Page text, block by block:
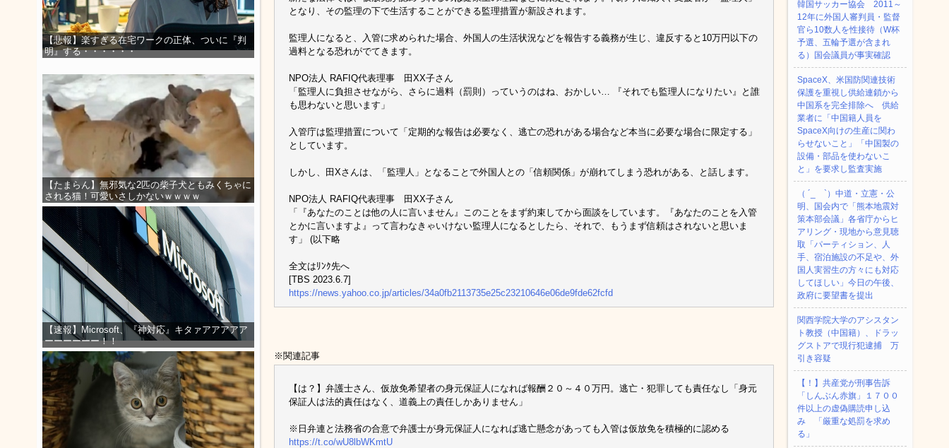
【悲報】楽すぎる在宅ワークの正体、ついに『判
明』する・・・・・・
【たまらん】無邪気な2匹の柴子犬ともみくちゃに
される猫！可愛いさしかないｗｗｗｗ
【速報】Microsoft、『神対応』キタァアアアアア
ーーーーーー！！
となり、その監理の下で生活することができる監理措置が新設されます。
監理人になると、入管に求められた場合、外国人の生活状況などを報告する義務が生じ、違反すると10万円以下の
過料となる恐れがでてきます。
NPO法人 RAFIQ代表理事 田XX子さん
「監理人に負担させながら、さらに過料（罰則）っていうのはね、おかしい… 『それでも監理人になりたい』と誰
も思わないと思います」
入管庁は監理措置について「定期的な報告は必要なく、逃亡の恐れがある場合など本当に必要な場合に限定する」
としています。
しかし、田Xさんは、「監理人」となることで外国人との「信頼関係」が崩れてしまう恐れがある、と話します。
NPO法人 RAFIQ代表理事 田XX子さん
「『あなたのことは他の人に言いません』このことをまず約束してから面談をしています。『あなたのことを入管
とかに言いますよ』って言わなきゃいけない監理人になるとしたら、それで、もうまず信頼はされないと思いま
す」 (以下略
全文はﾘﾝｸ先へ
[TBS 2023.6.7]
https://news.yahoo.co.jp/articles/34a0fb2113735e25c23210646e06de9fde62fcfd
※関連記事
【は？】弁護士さん、仮放免希望者の身元保証人になれば報酬２０～４０万円。逃亡・犯罪しても責任なし「身元
保証人は法的責任はなく、道義上の責任しかありません」
※日弁連と法務省の合意で弁護士が身元保証人になれば逃亡懸念があっても入管は仮放免を積極的に認める
https://t.co/wU8lbWKmtU
韓国サッカー協会 2011～
12年に外国人審判員・監督
官ら10数人を性接待（W杯
予選、五輪予選が含まれ
る）国会議員が事実確認
SpaceX、米国防関連技術
保護を重視し供給連鎖から
中国系を完全排除へ 供給
業者に「中国籍人員を
SpaceX向けの生産に関わ
らせないこと」「中国製の
設備・部品を使わないこ
と」を要求し監査実施
（ ´_ゝ`）中道・立憲・公
明、国会内で「熊本地震対
策本部会議」各省庁からヒ
アリング・現地から意見聴
取「パーティション、人
手、宿泊施設の不足や、外
国人実習生の方々にも対応
してほしい」今日の午後、
政府に要望書を提出
関西学院大学のアシスタン
ト教授（中国籍）、ドラッ
グストアで現行犯逮捕 万
引き容疑
【！】共産党が刑事告訴
「しんぶん赤旗」１７００
件以上の虚偽購読申し込
み 「厳重な処罰を求め
る」